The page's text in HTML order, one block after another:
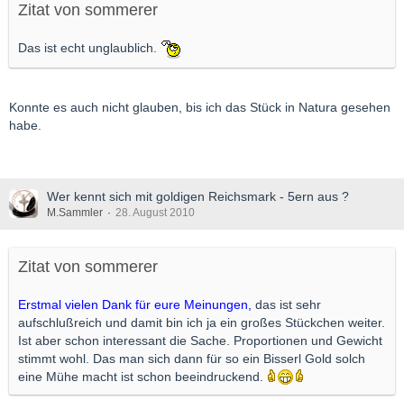
Zitat von sommerer
Das ist echt unglaublich.
Konnte es auch nicht glauben, bis ich das Stück in Natura gesehen
habe.
Wer kennt sich mit goldigen Reichsmark - 5ern aus ?
M.Sammler 28. August 2010
Zitat von sommerer
Erstmal vielen Dank für eure Meinungen, das ist sehr
aufschlußreich und damit bin ich ja ein großes Stückchen weiter.
Ist aber schon interessant die Sache. Proportionen und Gewicht
stimmt wohl. Das man sich dann für so ein Bisserl Gold solch
eine Mühe macht ist schon beeindruckend.